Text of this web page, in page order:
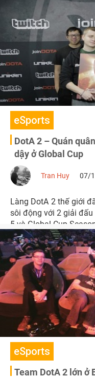
eSports
DotA 2 – Quán
dậy ở Global Cup
Tran Huy 07/
Làng DotA 2 thế giới
sôi động với 2 giải đấu
5 và Global Cup Season
eSports
Team DotA 2 lớn ở